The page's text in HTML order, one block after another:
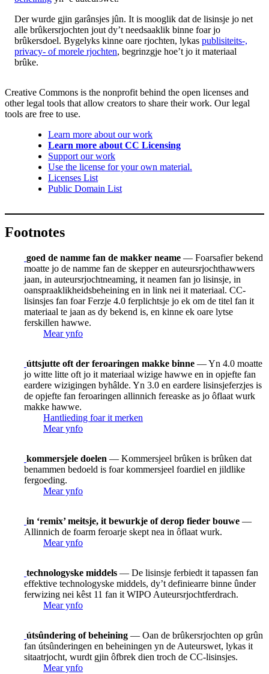
Der wurde gjin garânsjes jûn. It is mooglik dat de lisinsje jo net
alle brûkersrjochten jout dy’t needsaaklik binne foar jo
brûkersdoel. Bygelyks kinne oare rjochten, lykas publisiteits-,
privacy- of morele rjochten, begrinzgje hoe’t jo it materiaal
brûke.
Creative Commons is the nonprofit behind the open licenses and
other legal tools that allow creators to share their work. Our legal
tools are free to use.
Learn more about our work
Learn more about CC Licensing
Support our work
Use the license for your own material.
Licenses List
Public Domain List
Footnotes
goed de namme fan de makker neame — Foarsafier bekend
moatte jo de namme fan de skepper en auteursrjochthawwers
jaan, in auteursrjochtneaming, it neamen fan jo lisinsje, in
oanspraaklikheidsbeheining en in link nei it materiaal. CC-
lisinsjes fan foar Ferzje 4.0 ferplichtsje jo ek om de titel fan it
materiaal te jaan as dy bekend is, en kinne ek oare lytse
ferskillen hawwe.
Mear ynfo
úttsjutte oft der feroaringen makke binne — Yn 4.0 moatte
jo witte litte oft jo it materiaal wizige hawwe en in opjefte fan
eardere wizigingen byhâlde. Yn 3.0 en eardere lisinsjeferzjes is
de opjefte fan feroaringen allinnich fereaske as jo ôflaat wurk
makke hawwe.
Hantlieding foar it merken
Mear ynfo
kommersjele doelen — Kommersjeel brûken is brûken dat
benammen bedoeld is foar kommersjeel foardiel en jildlike
fergoeding.
Mear ynfo
in ‘remix’ meitsje, it bewurkje of derop fieder bouwe —
Allinnich de foarm feroarje skept nea in ôflaat wurk.
Mear ynfo
technologyske middels — De lisinsje ferbiedt it tapassen fan
effektive technologyske middels, dy’t definiearre binne ûnder
ferwizing nei kêst 11 fan it WIPO Auteursrjochtferdrach.
Mear ynfo
útsûndering of beheining — Oan de brûkersrjochten op grûn
fan útsûnderingen en beheiningen yn de Auteurswet, lykas it
sitaatrjocht, wurdt gjin ôfbrek dien troch de CC-lisinsjes.
Mear ynfo